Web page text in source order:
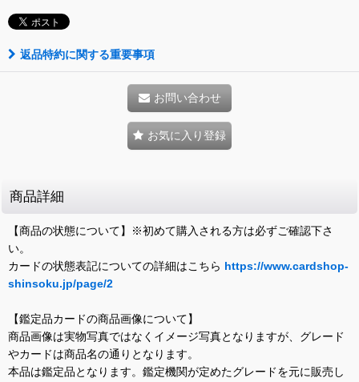
返品特約に関する重要事項
お問い合わせ
お気に入り登録
商品詳細
【商品の状態について】※初めて購入される方は必ずご確認下さ
い。
カードの状態表記についての詳細はこちら https://www.cardshop-
shinsoku.jp/page/2
【鑑定品カードの商品画像について】
商品画像は実物写真ではなくイメージ写真となりますが、グレード
やカードは商品名の通りとなります。
本品は鑑定品となります。鑑定機関が定めたグレードを元に販売し